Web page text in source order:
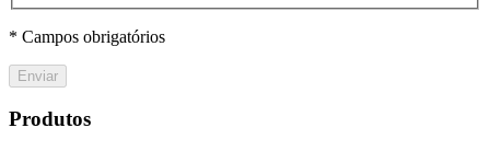
* Campos obrigatórios
Enviar
Produtos